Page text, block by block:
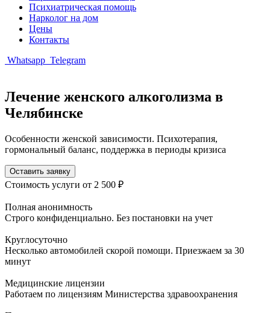
Психиатрическая помощь
Нарколог на дом
Цены
Контакты
Whatsapp Telegram
Лечение женского алкоголизма в
Челябинске
Особенности женской зависимости. Психотерапия,
гормональный баланс, поддержка в периоды кризиса
Оставить заявку
Стоимость услуги от 2 500 ₽
Полная анонимность
Строго конфиденциально. Без постановки на учет
Круглосуточно
Несколько автомобилей скорой помощи. Приезжаем за 30
минут
Медицинские лицензии
Работаем по лицензиям Министерства здравоохранения